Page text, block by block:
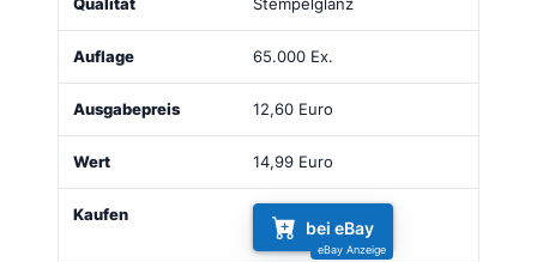
Qualität Ausgabepreis
Stempelglanz
65.000 Ex.
12,60 Euro
14,99 Euro
bei eBay